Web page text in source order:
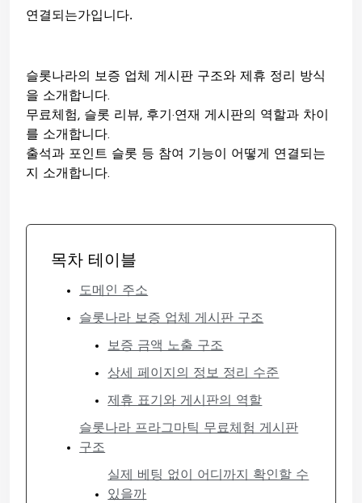
연결되는가입니다.
슬롯나라의 보증 업체 게시판 구조와 제휴 정리 방식
을 소개합니다.
무료체험, 슬롯 리뷰, 후기·연재 게시판의 역할과 차이
를 소개합니다.
출석과 포인트 슬롯 등 참여 기능이 어떻게 연결되는
지 소개합니다.
목차 테이블
도메인 주소
슬롯나라 보증 업체 게시판 구조
보증 금액 노출 구조
상세 페이지의 정보 정리 수준
제휴 표기와 게시판의 역할
슬롯나라 프라그마틱 무료체험 게시판
구조
실제 베팅 없이 어디까지 확인할 수
있을까